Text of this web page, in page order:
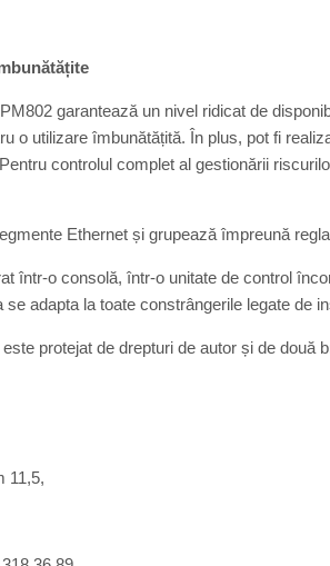
garantează un nivel ridicat de
o utilizare îmbunătățită. În plus, pot fi
controlul complet al gestionării
Ethernet și grupează împreună
într-o consolă, într-o unitate de control
adapta la toate constrângerile legate de
protejat de drepturi de autor și de două
11,5,